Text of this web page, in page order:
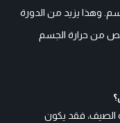
وهذا يزيد من الدورة
من حرارة الجسم
الصيف، فقد يكون